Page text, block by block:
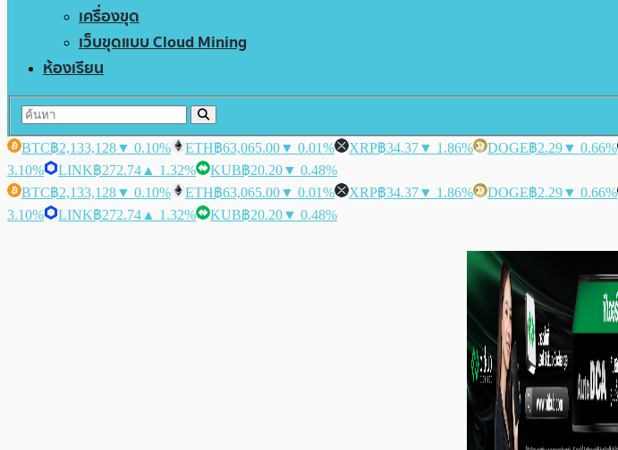
เครื่องขุด
เว็บขุดแบบ Cloud Mining
ห้องเรียน
BTC฿2,133,128▼ 0.10% ETH฿63,065.00▼ 0.01% XRP฿34.37▼ 1.86% DOGE฿2.29▼ 0.66%
3.10%
LINK฿272.74 ▲ 1.32% KUB฿20.20▼ 0.48%
BTC฿2,133,128▼ 0.10% ETH฿63,065.00▼ 0.01% XRP฿34.37▼ 1.86% DOGE฿2.29▼ 0.66%
3.10%
LINK฿272.74 ▲ 1.32% KUB฿20.20▼ 0.48%